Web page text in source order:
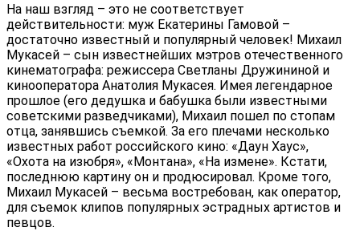
На наш взгляд – это не соответствует
действительности: муж Екатерины Гамовой –
достаточно известный и популярный человек! Михаил
Мукасей – сын известнейших мэтров отечественного
кинематографа: режиссера Светланы Дружининой и
кинооператора Анатолия Мукасея. Имея легендарное
прошлое (его дедушка и бабушка были известными
советскими разведчиками), Михаил пошел по стопам
отца, занявшись съемкой. За его плечами несколько
известных работ российского кино: «Даун Хаус»,
«Охота на изюбря», «Монтана», «На измене». Кстати,
последнюю картину он и продюсировал. Кроме того,
Михаил Мукасей – весьма востребован, как оператор,
для съемок клипов популярных эстрадных артистов и
певцов.